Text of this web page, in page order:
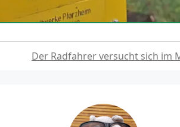
Der Radfahrer versucht sich im